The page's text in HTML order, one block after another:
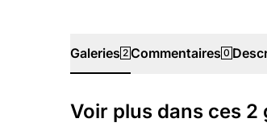
Galeries 2 Commentaires 0
Galeries
Voir plus dans ces 2